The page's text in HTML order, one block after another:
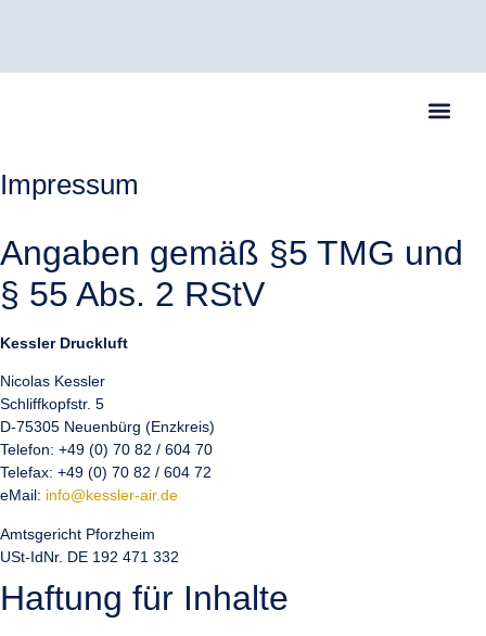
Impressum
Angaben gemäß §5 TMG und
§ 55 Abs. 2 RStV
Kessler Druckluft
Nicolas Kessler
Schliffkopfstr. 5
D-75305 Neuenbürg (Enzkreis)
Telefon: +49 (0) 70 82 / 604 70
Telefax: +49 (0) 70 82 / 604 72
eMail: info@kessler-air.de
Amtsgericht Pforzheim
USt-IdNr. DE 192 471 332
Haftung für Inhalte